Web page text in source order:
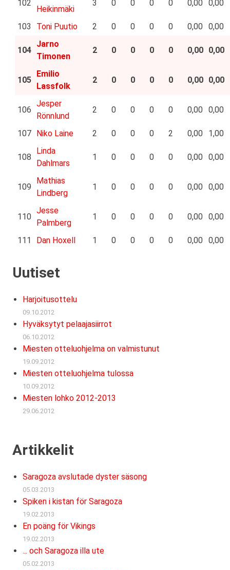
102
Heikinmäki
3 0 0 0 0 0,00 0,00
103 Toni Puutio 2 0 0 0 0 0,00 0,00
104
Jarno
Timonen
2 0 0 0 0 0,00 0,00
105
Emilio
Lassfolk
2 0 0 0 0 0,00 0,00
106
Jesper
Rönnlund
2 0 0 0 0 0,00 0,00
107 Niko Laine 2 0 0 0 2 0,00 1,00
108
Linda
Dahlmars
1 0 0 0 0 0,00 0,00
109
Mathias
Lindberg
1 0 0 0 0 0,00 0,00
110
Jesse
Palmberg
1 0 0 0 0 0,00 0,00
111 Dan Hoxell 1 0 0 0 0 0,00 0,00
Uutiset
Harjoitusottelu
09.10.2012
Hyväksytyt pelaajasiirrot
06.10.2012
Miesten otteluohjelma on valmistunut
19.09.2012
Miesten otteluohjelma tulossa
10.09.2012
Miesten lohko 2012-2013
29.06.2012
Artikkelit
Saragoza avslutade dyster säsong
05.03.2013
Spiken i kistan för Saragoza
19.02.2013
En poäng för Vikings
19.02.2013
... och Saragoza illa ute
05.02.2013